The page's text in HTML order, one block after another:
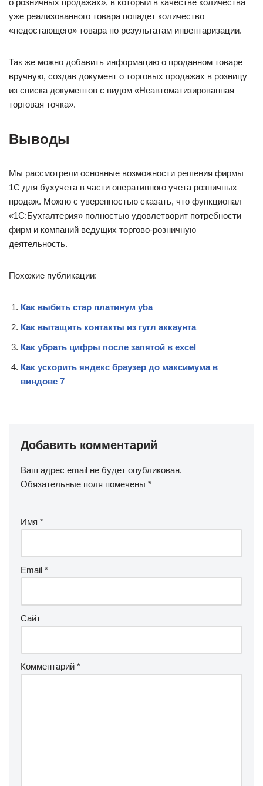
о розничных продажах», в который в качестве количества
уже реализованного товара попадет количество
«недостающего» товара по результатам инвентаризации.
Так же можно добавить информацию о проданном товаре
вручную, создав документ о торговых продажах в розницу
из списка документов с видом «Неавтоматизированная
торговая точка».
Выводы
Мы рассмотрели основные возможности решения фирмы
1С для бухучета в части оперативного учета розничных
продаж. Можно с уверенностью сказать, что функционал
«1С:Бухгалтерия» полностью удовлетворит потребности
фирм и компаний ведущих торгово-розничную
деятельность.
Похожие публикации:
Как выбить стар платинум yba
Как вытащить контакты из гугл аккаунта
Как убрать цифры после запятой в excel
Как ускорить яндекс браузер до максимума в
виндовс 7
Добавить комментарий
Ваш адрес email не будет опубликован.
Обязательные поля помечены *
Имя *
Email *
Сайт
Комментарий *